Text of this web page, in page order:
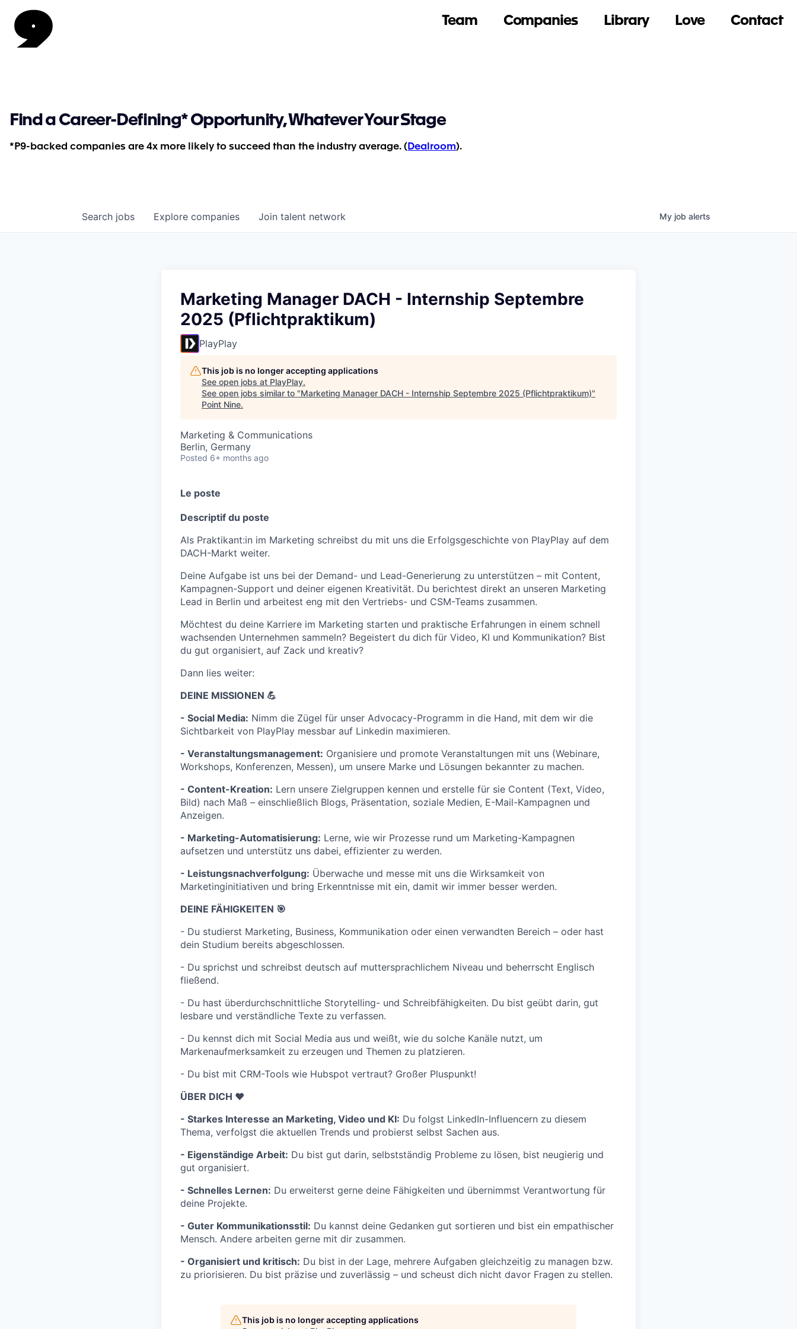
Team Companies Library Love Contact
Find a Career-Defining* Opportunity, Whatever Your Stage
*P9-backed companies are 4x more likely to succeed than the industry average. ( Dealroom).
Search jobs Explore companies Join talent network My job alerts
Marketing Manager DACH - Internship Septembre
2025 (Pflichtpraktikum)
PlayPlay
This job is no longer accepting applications
See open jobs at PlayPlay.
See open jobs similar to "Marketing Manager DACH - Internship Septembre 2025 (Pflichtpraktikum)"
Point Nine.
Marketing & Communications
Berlin, Germany
Posted 6+ months ago
Le poste
Descriptif du poste
Als Praktikant:in im Marketing schreibst du mit uns die Erfolgsgeschichte von PlayPlay auf dem
DACH-Markt weiter.
Deine Aufgabe ist uns bei der Demand- und Lead-Generierung zu unterstützen – mit Content,
Kampagnen-Support und deiner eigenen Kreativität. Du berichtest direkt an unseren Marketing
Lead in Berlin und arbeitest eng mit den Vertriebs- und CSM-Teams zusammen.
Möchtest du deine Karriere im Marketing starten und praktische Erfahrungen in einem schnell
wachsenden Unternehmen sammeln? Begeistert du dich für Video, KI und Kommunikation? Bist
du gut organisiert, auf Zack und kreativ?
Dann lies weiter:
DEINE MISSIONEN 💪
- Social Media: Nimm die Zügel für unser Advocacy-Programm in die Hand, mit dem wir die
Sichtbarkeit von PlayPlay messbar auf Linkedin maximieren.
- Veranstaltungsmanagement: Organisiere und promote Veranstaltungen mit uns (Webinare,
Workshops, Konferenzen, Messen), um unsere Marke und Lösungen bekannter zu machen.
- Content-Kreation: Lern unsere Zielgruppen kennen und erstelle für sie Content (Text, Video,
Bild) nach Maß – einschließlich Blogs, Präsentation, soziale Medien, E-Mail-Kampagnen und
Anzeigen.
- Marketing-Automatisierung: Lerne, wie wir Prozesse rund um Marketing-Kampagnen
aufsetzen und unterstütz uns dabei, effizienter zu werden.
- Leistungsnachverfolgung: Überwache und messe mit uns die Wirksamkeit von
Marketinginitiativen und bring Erkenntnisse mit ein, damit wir immer besser werden.
DEINE FÄHIGKEITEN 🎯
- Du studierst Marketing, Business, Kommunikation oder einen verwandten Bereich – oder hast
dein Studium bereits abgeschlossen.
- Du sprichst und schreibst deutsch auf muttersprachlichem Niveau und beherrscht Englisch
fließend.
- Du hast überdurchschnittliche Storytelling- und Schreibfähigkeiten. Du bist geübt darin, gut
lesbare und verständliche Texte zu verfassen.
- Du kennst dich mit Social Media aus und weißt, wie du solche Kanäle nutzt, um
Markenaufmerksamkeit zu erzeugen und Themen zu platzieren.
- Du bist mit CRM-Tools wie Hubspot vertraut? Großer Pluspunkt!
ÜBER DICH ❤️
- Starkes Interesse an Marketing, Video und KI: Du folgst LinkedIn-Influencern zu diesem
Thema, verfolgst die aktuellen Trends und probierst selbst Sachen aus.
- Eigenständige Arbeit: Du bist gut darin, selbstständig Probleme zu lösen, bist neugierig und
gut organisiert.
- Schnelles Lernen: Du erweiterst gerne deine Fähigkeiten und übernimmst Verantwortung für
deine Projekte.
- Guter Kommunikationsstil: Du kannst deine Gedanken gut sortieren und bist ein empathischer
Mensch. Andere arbeiten gerne mit dir zusammen.
- Organisiert und kritisch: Du bist in der Lage, mehrere Aufgaben gleichzeitig zu managen bzw.
zu priorisieren. Du bist präzise und zuverlässig – und scheust dich nicht davor Fragen zu stellen.
This job is no longer accepting applications